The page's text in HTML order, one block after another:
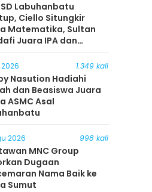
SD Labuhanbatu
Ciello Situngkir
Matematika, Sultan
Juara IPA dan
Rangkuti Juara IPS
2026 1.349 kali
Nasution Hadiahi
dan Beasiswa Juara
ASMC Asal
2026 998 kali
MNC Group
Dugaan
Nama Baik ke
Sumut